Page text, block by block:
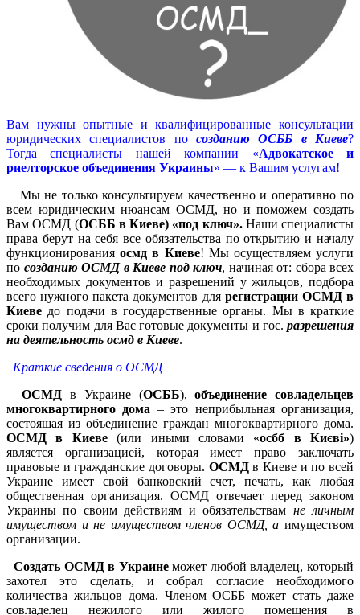
Вам нужны опытные и квалифицированные консультации
юридических специалистов по созданию ОСББ в Киеве?
Тогда специалисты нашей компании «Адвокатское и
риелторское объединения Украины» — к Вашим услугам!
Мы не только консультируем качественно и оперативно по
всем юридическим нюансам ОСМД, но и поможем создать
Вам ОСМД (ОСББ в Киеве) «под ключ».Наши специалисты
права берут на себя все обязательства по открытию и началу
функционированияосмд в Киеве! Мы осуществляем услуги
по созданию ОСМД в Киеве под ключ, начиная от: сбора всех
необходимых документов и разрешений у жильцов, подбора
всего нужного пакета документов для регистрации ОСМД в
Киеве до подачи в государственные органы. Мы в краткие
сроки получим для Вас готовые документы и гос. разрешения
на деятельность осмд в Киеве.
Краткие сведения о ОСМД
ОСМД в Украине (ОСББ),объединение совладельцев
многоквартирного дома – это неприбыльная организация,
состоящая из объединение граждан многоквартирного дома.
ОСМД в Киеве(или иными словами «осбб в Києві»)
является организацией, которая имеет право заключать
правовые и гражданские договоры. ОСМДв Киеве и по всей
Украине имеет свой банковский счет, печать, как любая
общественная организация. ОСМД отвечает перед законом
Украины по своим действиям и обязательствам не личным
имуществом и не имуществом членов ОСМД, а имуществом
организации.
Создать ОСМД в Украинеможет любой владелец, который
захотел это сделать, и собрал согласие необходимого
количества жильцов дома. Членом ОСББ может стать даже
совладелец нежилого или жилого помещения в